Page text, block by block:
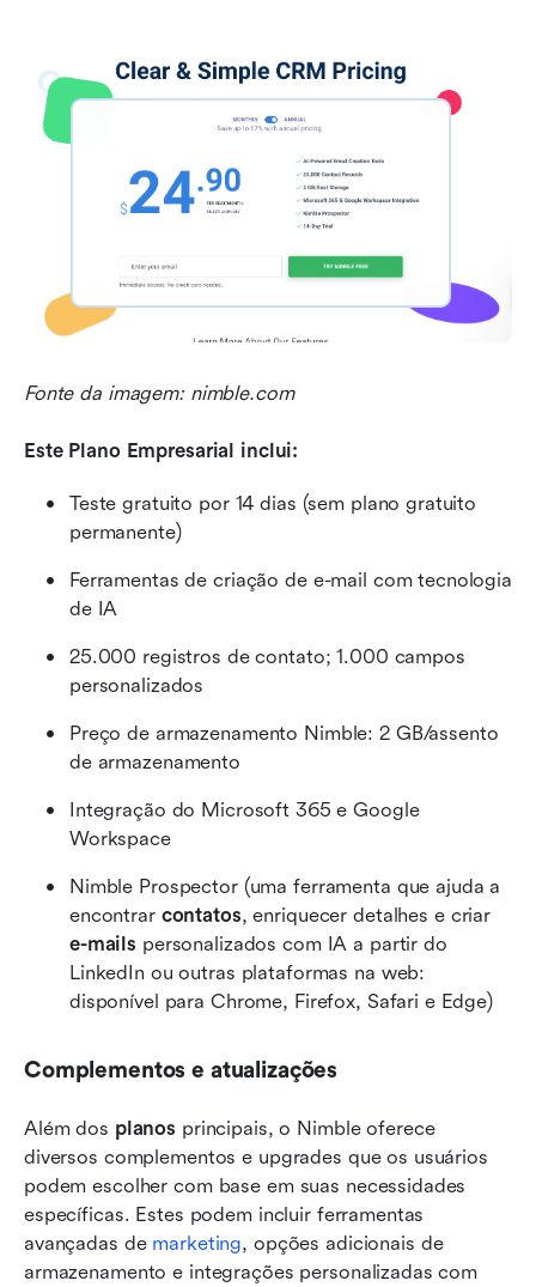
Fonte da imagem: nimble.com
Este Plano Empresarial inclui:
Teste gratuito por 14 dias (sem plano gratuito
permanente)
Ferramentas de criação de e-mail com tecnologia
de IA
25.000 registros de contato; 1.000 campos
personalizados
Preço de armazenamento Nimble: 2 GB/assento
de armazenamento
Integração do Microsoft 365 e Google
Workspace
Nimble Prospector (uma ferramenta que ajuda a
encontrar contatos
e-mails personalizados com IA a partir do
LinkedIn ou outras plataformas na web:
disponível para Chrome, Firefox, Safari e Edge)
Complementos e atualizações
Além dos planos principais, o Nimble oferece
diversos complementos e upgrades que os usuários
podem escolher com base em suas necessidades
específicas. Estes podem incluir ferramentas
avançadas de marketing, opções adicionais de
armazenamento e integrações personalizadas com